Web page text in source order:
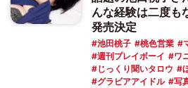
んな経験は二度も
発売決定
池田桃子 桃色営業
週刊プレイボーイ
ワ
じっくり聞いタロウ
グラビアアイドル
写